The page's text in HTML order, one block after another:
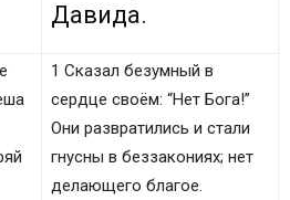
языке
текст псалма 52 на
языке
Давиду
Учение Давида.
Давида.
1 Сказал безумный в
сердце своём: “Нет Бога!”
Они развратились и стали
гнусны в беззакониях; нет
делающего благое.